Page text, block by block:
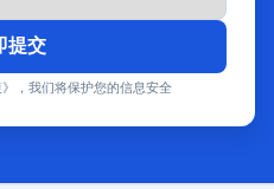
提交
，我们将保护您的信息安全